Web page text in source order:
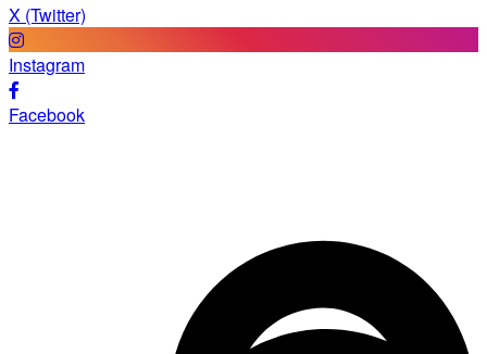
X (Twitter)
Instagram
Facebook